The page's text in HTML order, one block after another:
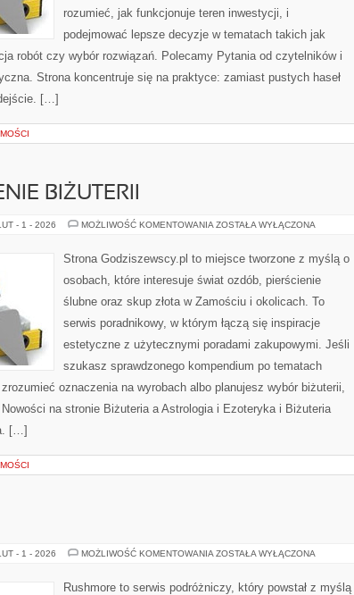
rozumieć, jak funkcjonuje teren inwestycji, i
podejmować lepsze decyzje w tematach takich jak
robót czy wybór rozwiązań. Polecamy Pytania od czytelników i
Strona koncentruje się na praktyce: zamiast pustych haseł
[…]
BIŻUTERII
- 1 - 2026 MOŻLIWOŚĆ KOMENTOWANIA DIY
BIŻUTERII
ZOSTAŁA WYŁĄCZONA
Strona Godziszewscy.pl to miejsce tworzone z myślą o
osobach, które interesuje świat ozdób, pierścienie
ślubne oraz skup złota w Zamościu i okolicach. To
serwis poradnikowy, w którym łączą się inspiracje
estetyczne z użytecznymi poradami zakupowymi. Jeśli
szukasz sprawdzonego kompendium po tematach
oznaczenia na wyrobach albo planujesz wybór biżuterii,
na stronie Biżuteria a Astrologia i Ezoteryka i Biżuteria
[…]
- 1 - 2026 MOŻLIWOŚĆ KOMENTOWANIA SZWECJA
ZOSTAŁA WYŁĄCZONA
Rushmore to serwis podróżniczy, który powstał z myślą